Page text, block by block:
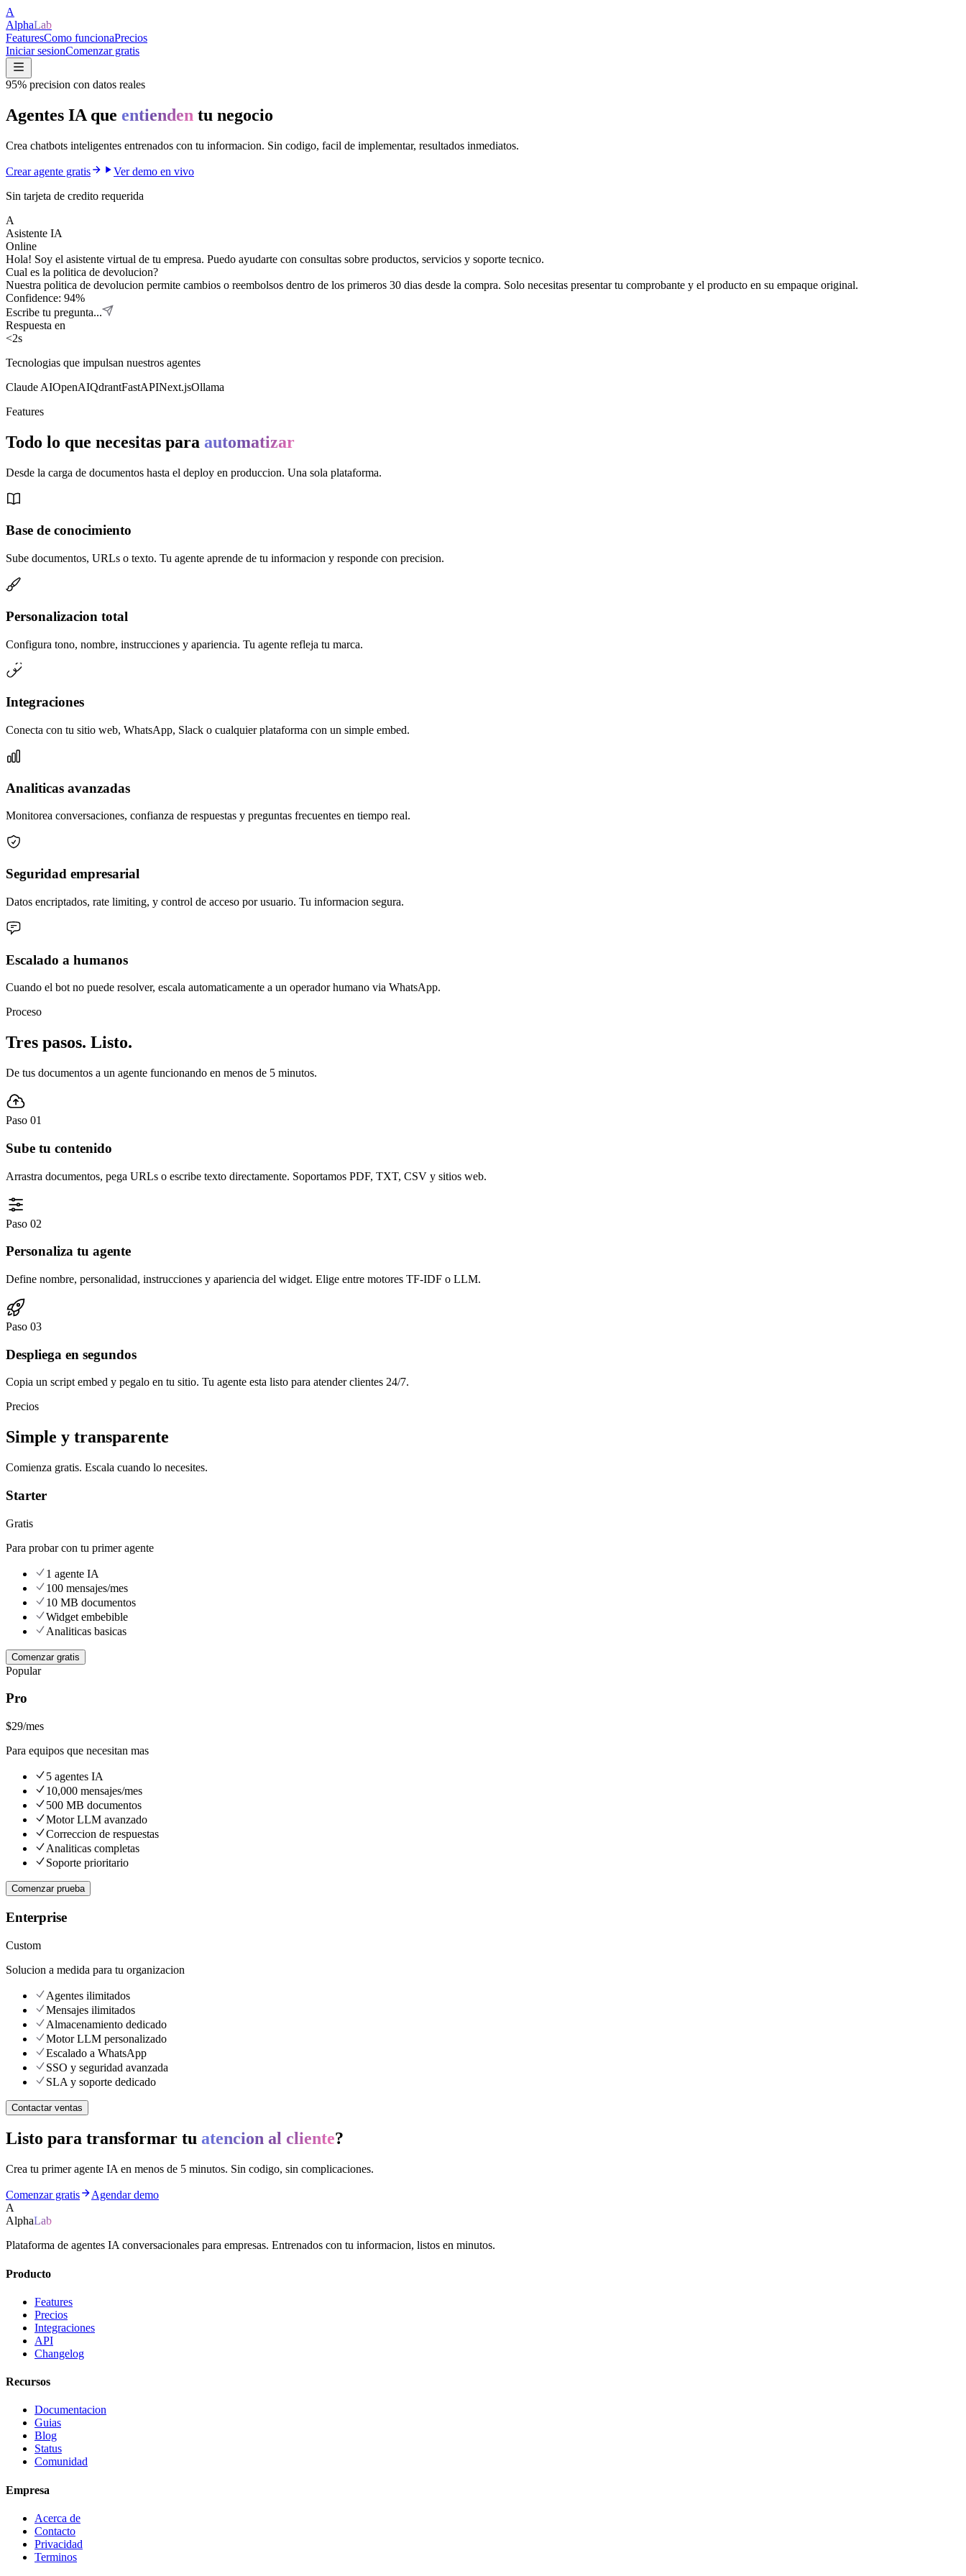
A
AlphaLab
FeaturesComo funcionaPrecios
Iniciar sesionComenzar gratis
95% precision con datos reales
Agentes IA que entienden tu negocio
Crea chatbots inteligentes entrenados con tu informacion. Sin codigo, facil de implementar, resultados inmediatos.
Crear agente gratis
Ver demo en vivo
Sin tarjeta de credito requerida
A
Asistente IA
Online
Hola! Soy el asistente virtual de tu empresa. Puedo ayudarte con consultas sobre productos, servicios y soporte tecnico.
Cual es la politica de devolucion?
Nuestra politica de devolucion permite cambios o reembolsos dentro de los primeros 30 dias desde la compra. Solo necesitas presentar tu comprobante y el producto en su empaque original.
Confidence: 94%
Escribe tu pregunta...
Respuesta en
<2s
Tecnologias que impulsan nuestros agentes
Claude AIOpenAIQdrantFastAPINext.jsOllama
Features
Todo lo que necesitas para automatizar
Desde la carga de documentos hasta el deploy en produccion. Una sola plataforma.
Base de conocimiento
Sube documentos, URLs o texto. Tu agente aprende de tu informacion y responde con precision.
Personalizacion total
Configura tono, nombre, instrucciones y apariencia. Tu agente refleja tu marca.
Integraciones
Conecta con tu sitio web, WhatsApp, Slack o cualquier plataforma con un simple embed.
Analiticas avanzadas
Monitorea conversaciones, confianza de respuestas y preguntas frecuentes en tiempo real.
Seguridad empresarial
Datos encriptados, rate limiting, y control de acceso por usuario. Tu informacion segura.
Escalado a humanos
Cuando el bot no puede resolver, escala automaticamente a un operador humano via WhatsApp.
Proceso
Tres pasos. Listo.
De tus documentos a un agente funcionando en menos de 5 minutos.
Paso 01
Sube tu contenido
Arrastra documentos, pega URLs o escribe texto directamente. Soportamos PDF, TXT, CSV y sitios web.
Paso 02
Personaliza tu agente
Define nombre, personalidad, instrucciones y apariencia del widget. Elige entre motores TF-IDF o LLM.
Paso 03
Despliega en segundos
Copia un script embed y pegalo en tu sitio. Tu agente esta listo para atender clientes 24/7.
Precios
Simple y transparente
Comienza gratis. Escala cuando lo necesites.
Starter
Gratis
Para probar con tu primer agente
1 agente IA
100 mensajes/mes
10 MB documentos
Widget embebible
Analiticas basicas
Comenzar gratis
Popular
Pro
$29/mes
Para equipos que necesitan mas
5 agentes IA
10,000 mensajes/mes
500 MB documentos
Motor LLM avanzado
Correccion de respuestas
Analiticas completas
Soporte prioritario
Comenzar prueba
Enterprise
Custom
Solucion a medida para tu organizacion
Agentes ilimitados
Mensajes ilimitados
Almacenamiento dedicado
Motor LLM personalizado
Escalado a WhatsApp
SSO y seguridad avanzada
SLA y soporte dedicado
Contactar ventas
Listo para transformar tu atencion al cliente?
Crea tu primer agente IA en menos de 5 minutos. Sin codigo, sin complicaciones.
Comenzar gratis
Agendar demo
A
AlphaLab
Plataforma de agentes IA conversacionales para empresas. Entrenados con tu informacion, listos en minutos.
Producto
Features
Precios
Integraciones
API
Changelog
Recursos
Documentacion
Guias
Blog
Status
Comunidad
Empresa
Acerca de
Contacto
Privacidad
Terminos